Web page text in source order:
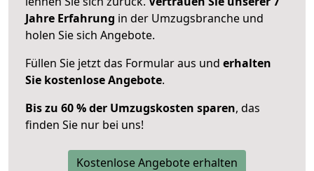
Jahre Erfahrung in der Umzugsbranche und
holen Sie sich Angebote.
Füllen Sie jetzt das Formular aus und erhalten
Sie kostenlose Angebote.
Bis zu 60 % der Umzugskosten sparen, das
finden Sie nur bei uns!
Kostenlose Angebote erhalten